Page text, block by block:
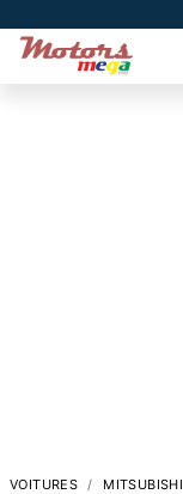
VOITURES MITSUBISHI